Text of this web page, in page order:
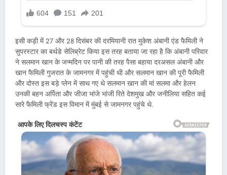
इसी कड़ी में 27 और 28 दिसंबर की दरमियानी रात मुकेश अंबानी एंड फैमिली ने
सुपरस्टार का बर्थडे सेलिब्रेट किया इस तरह बताया जा रहा है कि अंबानी परिवार
ने सलमान खान के जन्मदिन पर पानी की तरह पैसा बहाया दरअसल अंबानी और
खान फैमिली गुजरात के जामनगर में पहुंची थी और सलमान खान की पूरी फैमिली
और दोस्त इस बड़े प्लेन में साथ गए थे सलमान खान की मां सलमा और हेलन
उनकी बहन अर्पिता और जीजा भांजे भांजी रिते देशमुख और जनीलिया सहित कई
सारे फैमिली फ्रेंड इस विमान में मुंबई से जामनगर पहुंचे थे.